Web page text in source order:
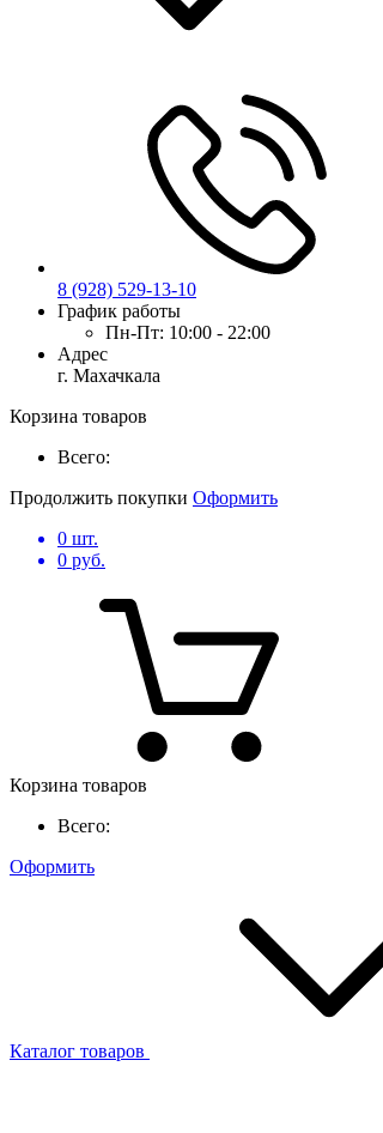
8 (928) 529-13-10
График работы
Пн-Пт: 10:00 - 22:00
Адрес
г. Махачкала
Корзина товаров
Всего:
Продолжить покупки Оформить
0 шт.
0 руб.
Корзина товаров
Всего:
Оформить
Каталог товаров